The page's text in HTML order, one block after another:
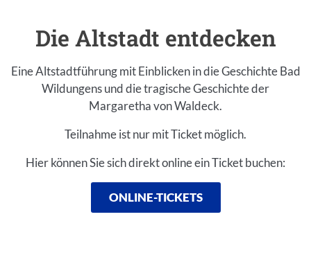
Einleitung
Die Altstadt entdecken
Eine Altstadtführung mit Einblicken in die Geschichte Bad
Wildungens und die tragische Geschichte der
Margaretha von Waldeck.
Teilnahme ist nur mit Ticket möglich.
Hier können Sie sich direkt online ein Ticket buchen:
ONLINE-TICKETS